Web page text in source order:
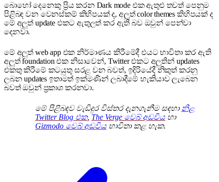
බොහෝ දෙනෙකු ප්‍රිය කරන Dark mode එක ඇතුළු තවත් පෙනුම
පිළිබඳ වන වෙනස්කම් කිහිපයක් ද, අලුත් color themes කිහිපයක් ද
මේ අලුත් update එකට ඇතුලත් කර ඇති බව ඔවුන් පෙන්වා
දෙනවා.
මේ අලුත් web app එක නිර්මාණය කිරීමේදී එයට භාවිතා කර ඇති
අලුත් foundation එක නිසාවෙන්, Twitter එකට අලුතින් updates
එකතු කිරීමේ කටයුතු සරළ වන බවත්, ඉදිරියේදී නිකුත් කරනු
ලබන updates ඉතාමත් ඉක්මණින් ලබාදීමේ හැකියාව ලැබෙන
බවත් ඔවුන් ප්‍රකාශ කරනවා.
මේ පිළිබඳව වැඩිදුර විස්තර දැනගැනීම සඳහා නිළ
Twitter Blog එක, The Verge වෙබ් අඩවිය හා
Gizmodo වෙබ් අඩවිය භාවිතා කළ හැක.